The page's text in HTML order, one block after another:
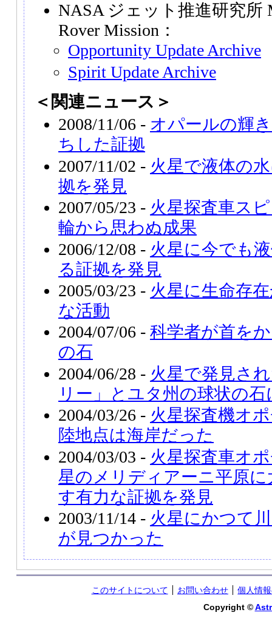
NASA ジェット推進研究所
Rover Mission：
Opportunity Update Archive
Spirit Update Archive
＜関連ニュース＞
2008/11/06 - オパールの輝
ちした証拠
2007/11/02 - 火星で液体の
拠を発見
2007/05/23 - 火星探査車ス
輪から思わぬ成果
2006/12/08 - 火星に今でも
る証拠を発見
2005/03/23 - 火星に生命存
な活動
2004/07/06 - 科学者が首を
の石
2004/06/28 - 火星で発見さ
リー」とユタ州の球状の石
2004/03/26 - 火星探査機オ
陸地点は海岸だった
2004/03/03 - 火星探査車オ
星のメリディアーニ平原
す有力な証拠を発見
2003/11/14 - 火星にかつて
が見つかった
このサイトについて お問い合わせ
個人情
Copyright ©